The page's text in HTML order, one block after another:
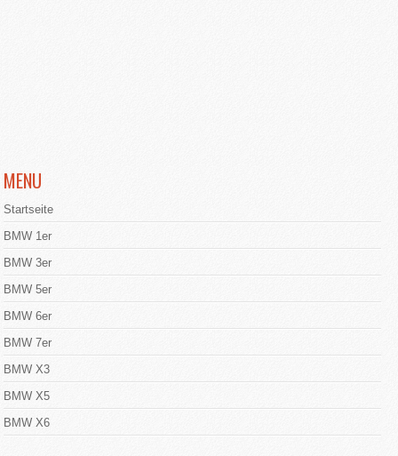
MENU
Startseite
BMW 1er
BMW 3er
BMW 5er
BMW 6er
BMW 7er
BMW X3
BMW X5
BMW X6